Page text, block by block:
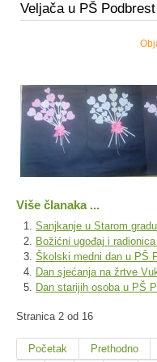
Veljača u PŠ Podbrest
Više članaka ...
Sanjkanje u Starom gradu
Božićni ugođaj i
Školski medni dan u PŠ
Dan sjećanja na žrtve
Dan starijih osoba u PŠ
Stranica 2 od 16
Početak Prethodno